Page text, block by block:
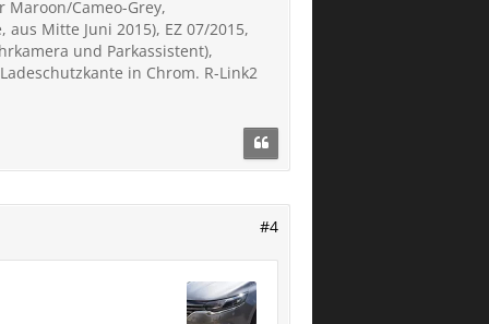
Maroon/Cameo-Grey,
Mitte Juni 2015), EZ 07/2015,
und Parkassistent),
in Chrom. R-Link2
#4